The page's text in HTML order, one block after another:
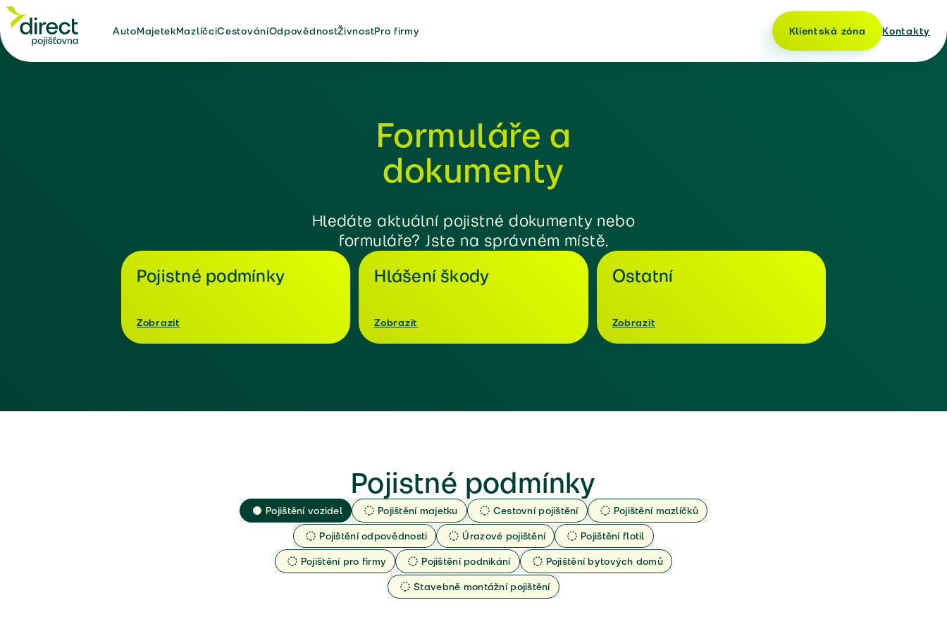
AutoMajetekMazlíčciCestováníOdpovědnostŽivnostPro firmy Klientská zóna Kontakty
Formuláře a
dokumenty
Hledáte aktuální pojistné dokumenty nebo
formuláře? Jste na správném místě.
Pojistné podmínky
Zobrazit
Hlášení škody
Zobrazit
Ostatní
Zobrazit
Pojistné podmínky
Pojištění vozidel Pojištění majetku Cestovní pojištění
Pojištění mazlíčků
Pojištění odpovědnosti
Úrazové pojištění
Pojištění flotil
Pojištění pro firmy
Pojištění podnikání
Pojištění bytových domů
Stavebně montážní pojištění